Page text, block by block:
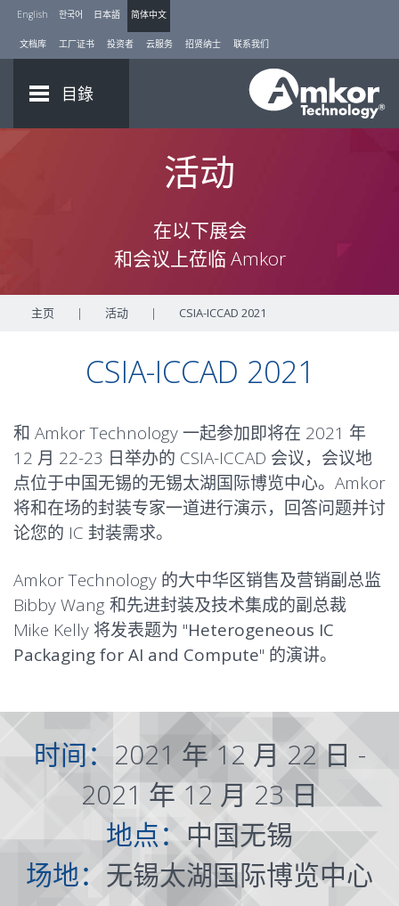
English 한국어 日本語 简体中文
文档库 工厂证书 投资者 云服务 招贤纳士 联系我们
目錄
活动
在以下展会
和会议上莅临 Amkor
主页 | 活动 | CSIA-ICCAD 2021
CSIA-ICCAD 2021
和 Amkor Technology 一起参加即将在 2021 年
12 月 22-23 日举办的 CSIA-ICCAD 会议，会议地
点位于中国无锡的无锡太湖国际博览中心。Amkor
将和在场的封装专家一道进行演示，回答问题并讨
论您的 IC 封装需求。
Amkor Technology 的大中华区销售及营销副总监
Bibby Wang 和先进封装及技术集成的副总裁
Mike Kelly 将发表题为 "Heterogeneous IC
Packaging for AI and Compute" 的演讲。
时间： 2021 年 12 月 22 日 -
2021 年 12 月 23 日
地点：中国无锡
场地： 无锡太湖国际博览中心